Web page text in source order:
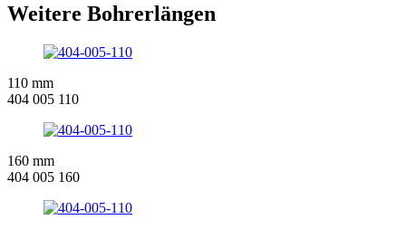
Weitere Bohrerlängen
110 mm
404 005 110
160 mm
404 005 160